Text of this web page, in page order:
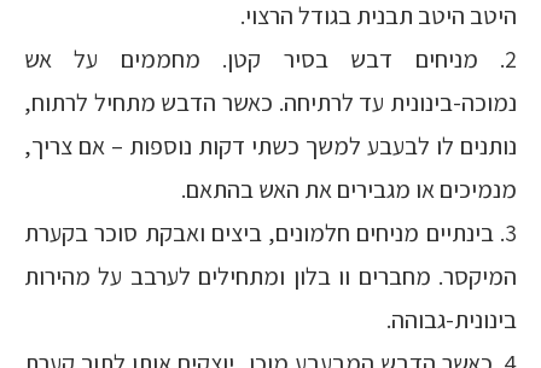
היטב היטב תבנית בגודל הרצוי.
2. מניחים דבש בסיר קטן. מחממים על אש
נמוכה-בינונית עד לרתיחה. כאשר הדבש מתחיל לרתוח,
נותנים לו לבעבע למשך כשתי דקות נוספות – אם צריך,
מנמיכים או מגבירים את האש בהתאם.
3. בינתיים מניחים חלמונים, ביצים ואבקת סוכר בקערת
המיקסר. מחברים וו בלון ומתחילים לערבב על מהירות
בינונית-גבוהה.